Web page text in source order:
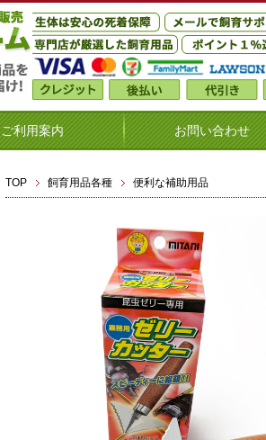
ご利用案内 お問い合わせ
TOP 飼育用品各種 便利な補助用品